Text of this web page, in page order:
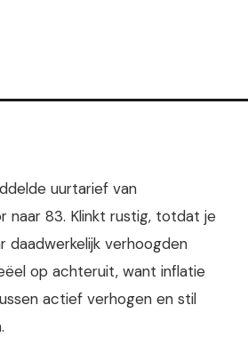
uurtarief van
naar 83. Klinkt rustig, totdat je
daadwerkelijk verhoogden
op achteruit, want inflatie
actief verhogen en stil